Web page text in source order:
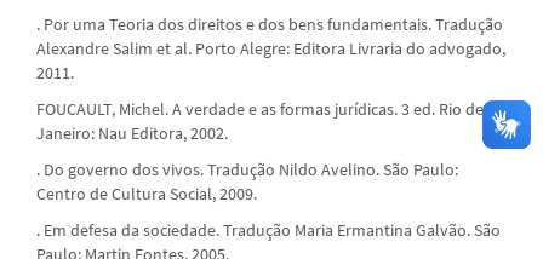
. Por uma Teoria dos direitos e dos bens fundamentais. Tradução
Alexandre Salim et al. Porto Alegre: Editora Livraria do advogado,
2011.
FOUCAULT, Michel. A verdade e as formas jurídicas. 3 ed. Rio de
Janeiro: Nau Editora, 2002.
. Do governo dos vivos. Tradução Nildo Avelino. São Paulo:
Centro de Cultura Social, 2009.
. Em defesa da sociedade. Tradução Maria Ermantina Galvão. São
Paulo: Martin Fontes, 2005.